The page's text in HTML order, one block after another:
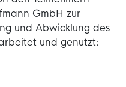
GmbH zur
und Abwicklung des
und genutzt: